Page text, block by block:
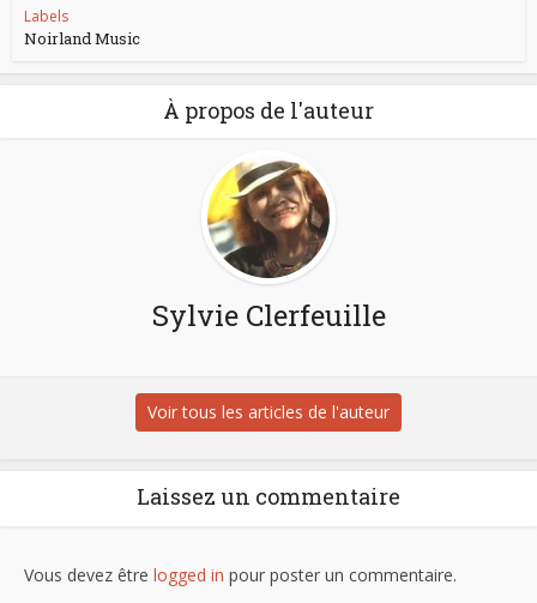
Labels
Noirland Music
À propos de l'auteur
Sylvie Clerfeuille
Voir tous les articles de l'auteur
Laissez un commentaire
Vous devez être logged in pour poster un commentaire.